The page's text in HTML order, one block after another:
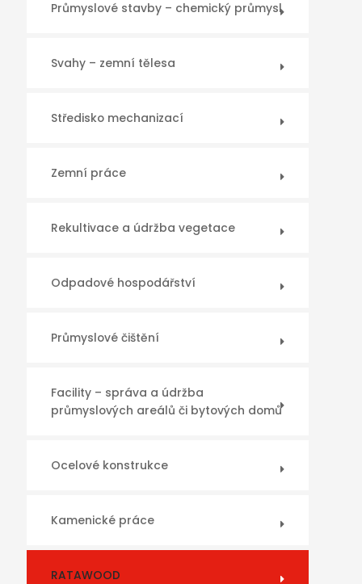
Průmyslové stavby – chemický průmysl
Svahy – zemní tělesa
Středisko mechanizací
Zemní práce
Rekultivace a údržba vegetace
Odpadové hospodářství
Průmyslové čištění
Facility – správa a údržba
průmyslových areálů či bytových domů
Ocelové konstrukce
Kamenické práce
RATAWOOD